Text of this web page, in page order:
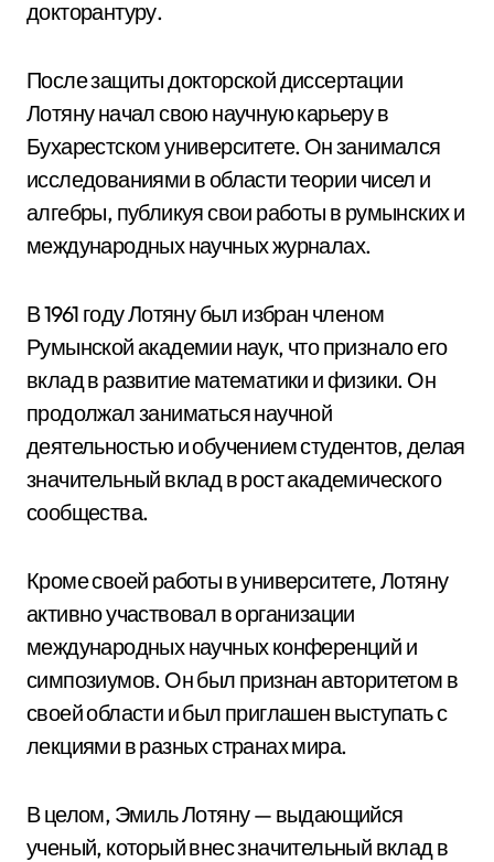
докторантуру.
После защиты докторской диссертации
Лотяну начал свою научную карьеру в
Бухарестском университете. Он занимался
исследованиями в области теории чисел и
алгебры, публикуя свои работы в румынских и
международных научных журналах.
В 1961 году Лотяну был избран членом
Румынской академии наук, что признало его
вклад в развитие математики и физики. Он
продолжал заниматься научной
деятельностью и обучением студентов, делая
значительный вклад в рост академического
сообщества.
Кроме своей работы в университете, Лотяну
активно участвовал в организации
международных научных конференций и
симпозиумов. Он был признан авторитетом в
своей области и был приглашен выступать с
лекциями в разных странах мира.
В целом, Эмиль Лотяну — выдающийся
ученый, который внес значительный вклад в